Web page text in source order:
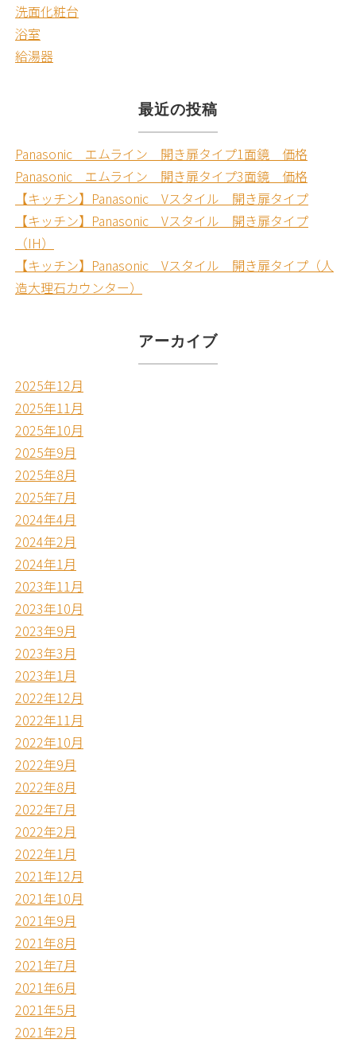
洗面化粧台
浴室
給湯器
最近の投稿
Panasonic エムライン 開き扉タイプ1面鏡 価格
Panasonic エムライン 開き扉タイプ3面鏡 価格
【キッチン】Panasonic Vスタイル 開き扉タイプ
【キッチン】Panasonic Vスタイル 開き扉タイプ
（IH）
【キッチン】Panasonic Vスタイル 開き扉タイプ（人
造大理石カウンター）
アーカイブ
2025年12月
2025年11月
2025年10月
2025年9月
2025年8月
2025年7月
2024年4月
2024年2月
2024年1月
2023年11月
2023年10月
2023年9月
2023年3月
2023年1月
2022年12月
2022年11月
2022年10月
2022年9月
2022年8月
2022年7月
2022年2月
2022年1月
2021年12月
2021年10月
2021年9月
2021年8月
2021年7月
2021年6月
2021年5月
2021年2月